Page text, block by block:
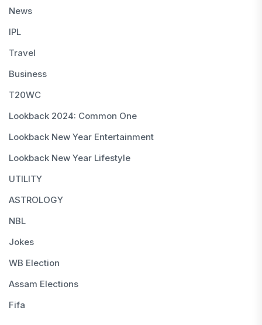
News
IPL
Travel
Business
T20WC
Lookback 2024: Common One
Lookback New Year Entertainment
Lookback New Year Lifestyle
UTILITY
ASTROLOGY
NBL
Jokes
WB Election
Assam Elections
Fifa